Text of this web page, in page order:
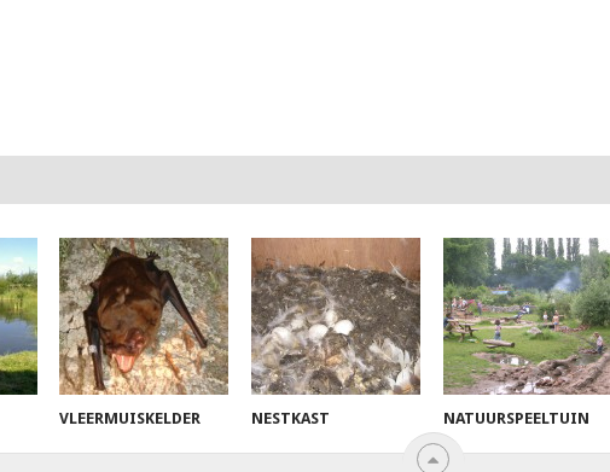
VLEERMUISKELDER NESTKAST NATUURSPEELTUIN